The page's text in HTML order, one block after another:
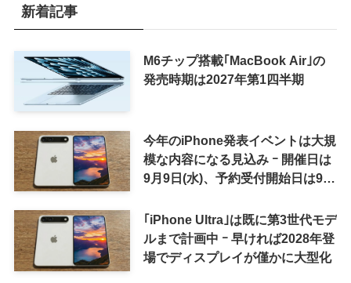
新着記事
M6チップ搭載｢MacBook Air｣の
発売時期は2027年第1四半期
今年のiPhone発表イベントは大規
模な内容になる見込み ｰ 開催日は
9月9日(水)、予約受付開始日は9月
｢iPhone Ultra｣は既に第3世代モデ
ルまで計画中 ｰ 早ければ2028年登
場でディスプレイが僅かに大型化